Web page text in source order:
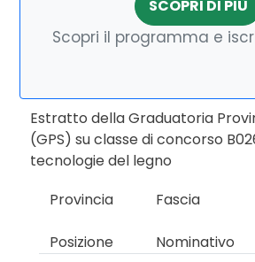
SCOPRI DI PIÙ
Scopri il programma e
Estratto della Graduatoria
(GPS) su classe di concorso
tecnologie del legno
Provincia
Fascia
Posizione
Nominativo